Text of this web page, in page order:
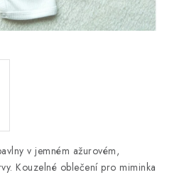
Blog
v jemném ažurovém,
Kouzelné oblečení pro miminka